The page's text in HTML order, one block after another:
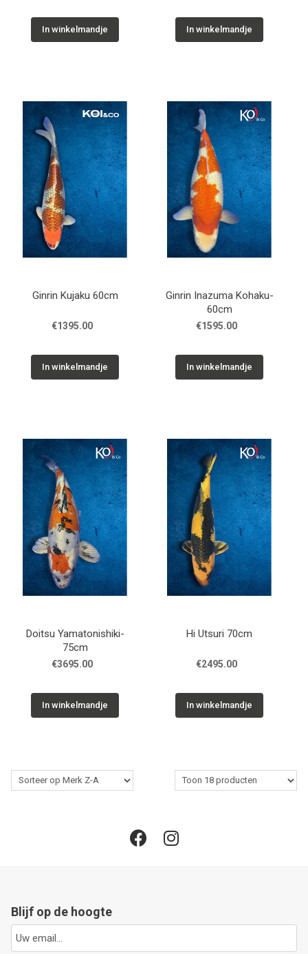
In winkelmandje In winkelmandje
Ginrin Kujaku 60cm
€1395.00
In winkelmandje
Ginrin Inazuma Kohaku-
60cm
€1595.00
In winkelmandje
Doitsu Yamatonishiki-
75cm
€3695.00
In winkelmandje
Hi Utsuri 70cm
€2495.00
In winkelmandje
Blijf op de hoogte